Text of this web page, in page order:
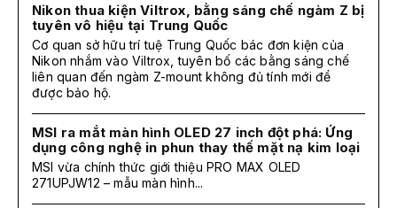
Nikon thua kiện Viltrox, bằng sáng chế ngàm Z bị
tuyên vô hiệu tại Trung Quốc
Cơ quan sở hữu trí tuệ Trung Quốc bác đơn kiện của
Nikon nhắm vào Viltrox, tuyên bố các bằng sáng chế
liên quan đến ngàm Z-mount không đủ tính mới để
được bảo hộ.
MSI ra mắt màn hình OLED 27 inch đột phá: Ứng
dụng công nghệ in phun thay thế mặt nạ kim loại
MSI vừa chính thức giới thiệu PRO MAX OLED
271UPJW12 – mẫu màn hình...